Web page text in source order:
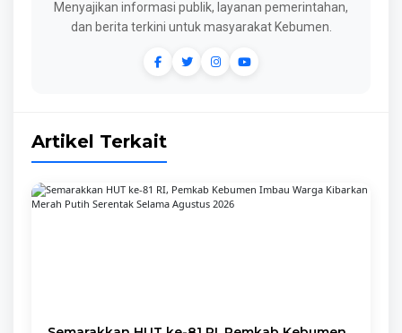
Menyajikan informasi publik, layanan pemerintahan,
dan berita terkini untuk masyarakat Kebumen.
Artikel Terkait